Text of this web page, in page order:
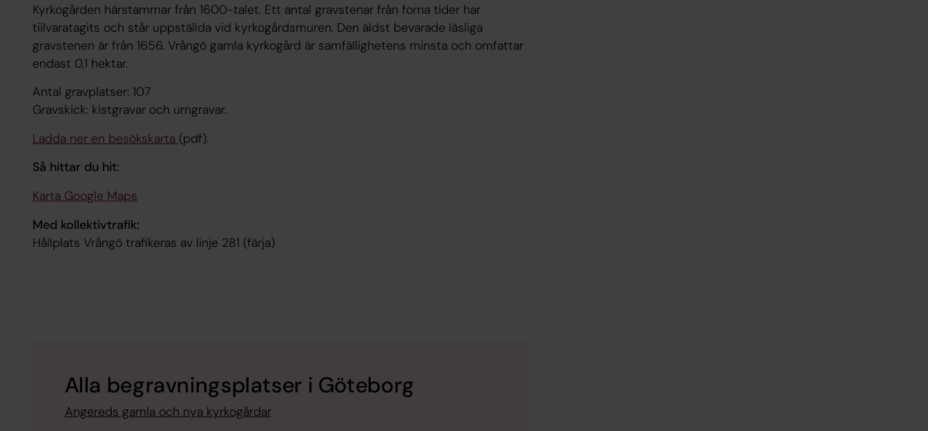
Kyrkogården härstammar från 1600-talet. Ett antal gravstenar från forna tider har
tiilvaratagits och står uppställda vid kyrkogårdsmuren. Den äldst bevarade läsliga
gravstenen är från 1656. Vrångö gamla kyrkogård är samfällighetens minsta och omfattar
endast 0,1 hektar.
Antal gravplatser: 107
Gravskick: kistgravar och urngravar.
Ladda ner en besökskarta (pdf).
Så hittar du hit:
Karta Google Maps
Med kollektivtrafik:
Hållplats Vrångö trafikeras av linje 281 (färja)
Alla begravningsplatser i Göteborg
Angereds gamla och nya kyrkogårdar